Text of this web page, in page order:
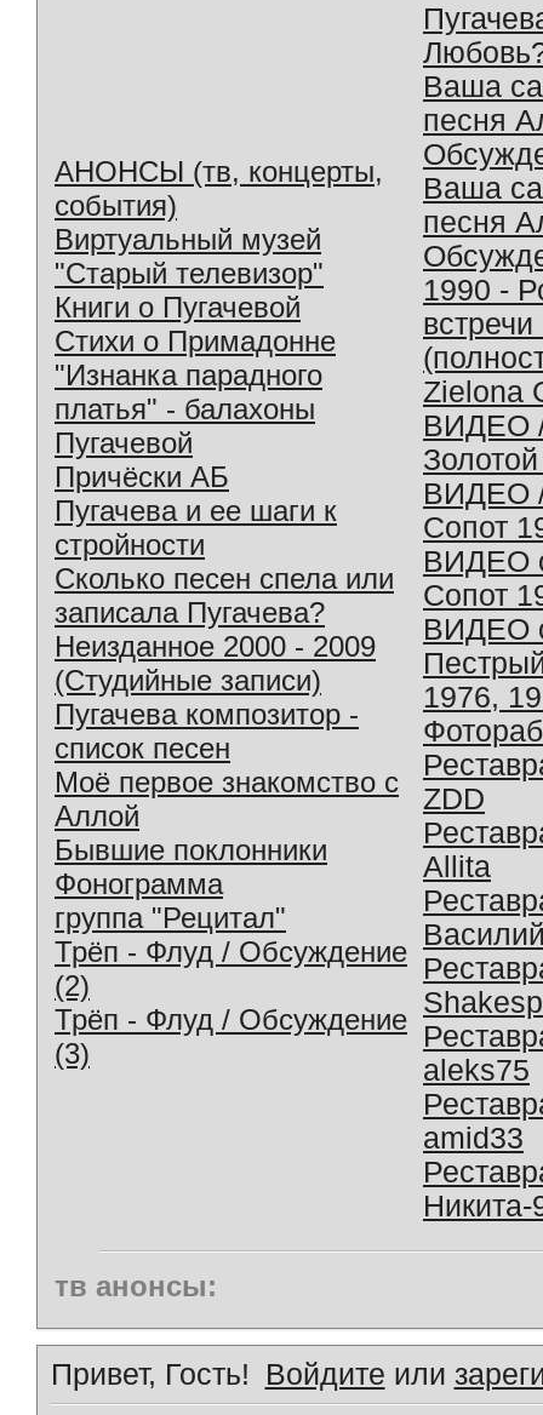
АНОНСЫ (тв, концерты,
события)
Виртуальный музей
"Старый телевизор"
Книги о Пугачевой
Стихи о Примадонне
"Изнанка парадного
платья" - балахоны
Пугачевой
Причёски АБ
Пугачева и ее шаги к
стройности
Сколько песен спела или
записала Пугачева?
Неизданное 2000 - 2009
(Студийные записи)
Пугачева композитор -
список песен
Моё первое знакомство с
Аллой
Бывшие поклонники
Фонограмма
группа "Рецитал"
Трёп - Флуд / Обсуждение
(2)
Трёп - Флуд / Обсуждение
(3)
Ваша
песня
Ваша
песня
1990 -
Zielona
ВИДЕО
ВИДЕО
Сопот
ВИДЕО
Сопот
ВИДЕО
1976,
ZDD
Allita
aleks75
amid33
Никита-
тв анонсы:
Привет, Гость! Войдите или